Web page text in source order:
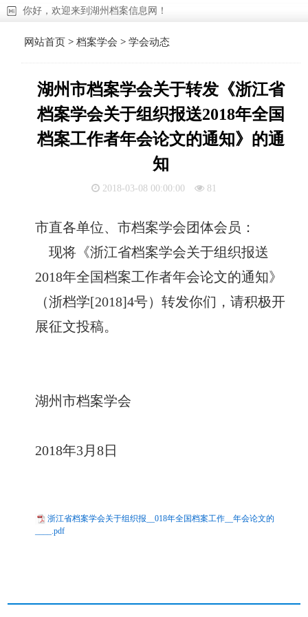
你好，欢迎来到湖州档案信息网！
网站首页 >档案学会 >学会动态
湖州市档案学会关于转发《浙江省
档案学会关于组织报送2018年全国
档案工作者年会论文的通知》的通
知
2018-03-08 00:00:00 81
市直各单位、市档案学会团体会员：
现将《浙江省档案学会关于组织报送
2018年全国档案工作者年会论文的通知》
（浙档学[2018]4号）转发你们，请积极开
展征文投稿。
湖州市档案学会
2018年3月8日
浙江省档案学会关于组织报__018年全国档案工作__年会论文的
____.pdf